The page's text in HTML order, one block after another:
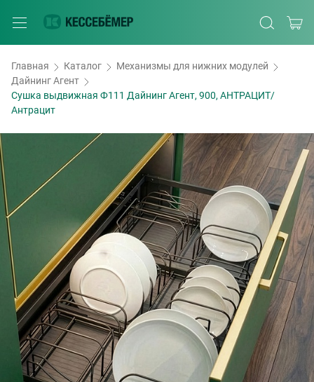
Главная Каталог
Механизмы для нижних модулей
Дайнинг Агент
Сушка выдвижная Ф111 Дайнинг Агент, 900, АНТРАЦИТ/
Антрацит